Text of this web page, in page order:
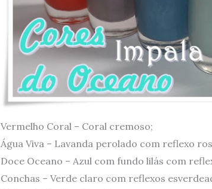
Vermelho Coral – Coral cremoso;
Água Viva – Lavanda perolado com reflexo
Doce Oceano – Azul com fundo lilás com
Conchas – Verde claro com reflexos